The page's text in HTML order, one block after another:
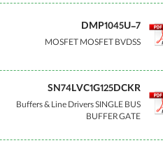
DMP1045U-7
MOSFET MOSFET BVDSS
SN74LVC1G125DCKR
Buffers & Line Drivers SINGLE BUS
BUFFER GATE